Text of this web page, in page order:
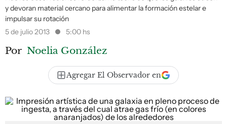
y devoran material cercano para alimentar la formación estelar e
impulsar su rotación
5 de julio 2013
5:00 hs
Por Noelia González
Agregar El Observador en